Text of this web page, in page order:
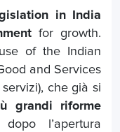
in India
for growth.
of the Indian
and Services
che già si
grandi riforme
l’apertura